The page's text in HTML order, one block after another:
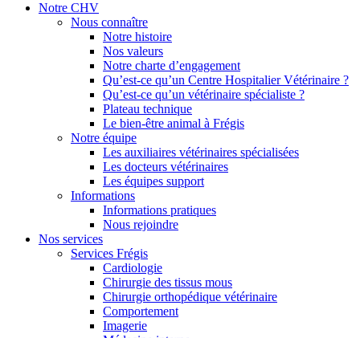
Notre CHV
Nous connaître
Notre histoire
Nos valeurs
Notre charte d’engagement
Qu’est-ce qu’un Centre Hospitalier Vétérinaire ?
Qu’est-ce qu’un vétérinaire spécialiste ?
Plateau technique
Le bien-être animal à Frégis
Notre équipe
Les auxiliaires vétérinaires spécialisées
Les docteurs vétérinaires
Les équipes support
Informations
Informations pratiques
Nous rejoindre
Nos services
Services Frégis
Cardiologie
Chirurgie des tissus mous
Chirurgie orthopédique vétérinaire
Comportement
Imagerie